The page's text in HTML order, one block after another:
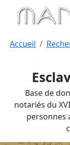
Aller au contenu
Base de
notariés du
personnes
Accueil